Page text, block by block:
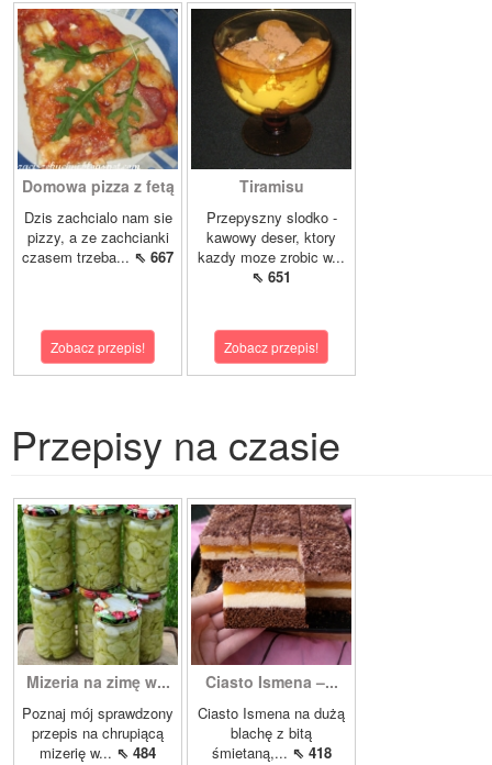
Domowa pizza z fetą
Dzis zachcialo nam sie
pizzy, a ze zachcianki
czasem trzeba... ⇖ 667
Zobacz przepis!
Tiramisu
Przepyszny slodko -
kawowy deser, ktory
kazdy moze zrobic w...
⇖ 651
Zobacz przepis!
Przepisy na czasie
Mizeria na zimę w...
Poznaj mój sprawdzony
przepis na chrupiącą
mizerię w... ⇖ 484
Ciasto Ismena –...
Ciasto Ismena na dużą
blachę z bitą
śmietaną,... ⇖ 418